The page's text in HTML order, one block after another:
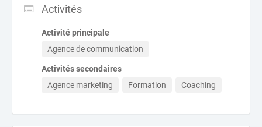
Activités
Activité principale
Agence de communication
Activités secondaires
Agence marketing
Formation Coaching